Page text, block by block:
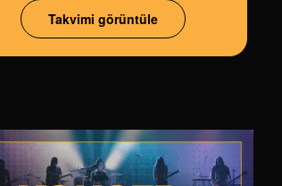
Takvimi görüntüle